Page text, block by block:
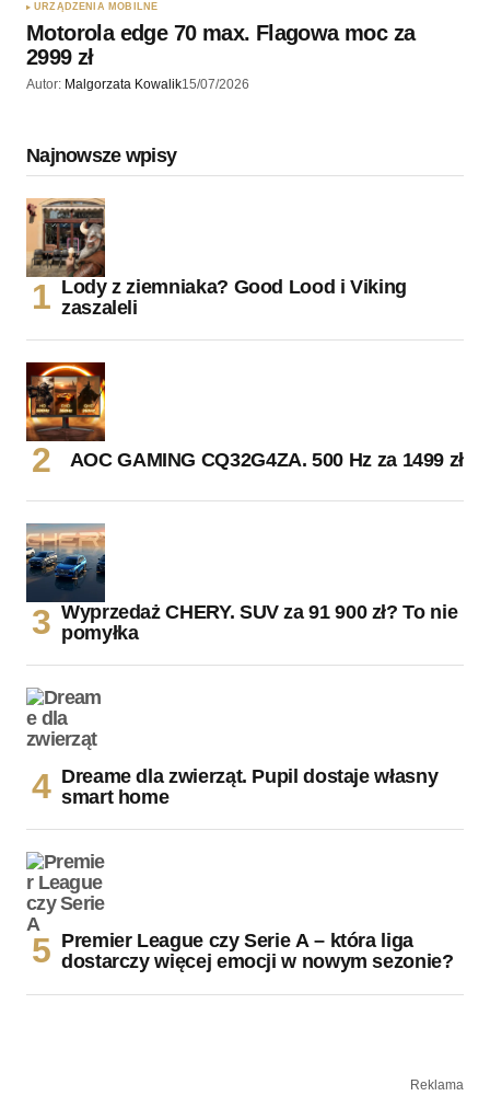
URZĄDZENIA MOBILNE
Motorola edge 70 max. Flagowa moc za
2999 zł
Autor: Malgorzata Kowalik15/07/2026
Najnowsze wpisy
Lody z ziemniaka? Good Lood i Viking
zaszaleli
AOC GAMING CQ32G4ZA. 500 Hz za 1499 zł
Wyprzedaż CHERY. SUV za 91 900 zł? To nie
pomyłka
Dreame dla zwierząt. Pupil dostaje własny
smart home
Premier League czy Serie A – która liga
dostarczy więcej emocji w nowym sezonie?
Reklama